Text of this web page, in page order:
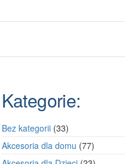
Kategorie:
Bez kategorii 3333
produkty
Akcesoria dla domu 7777
produktów